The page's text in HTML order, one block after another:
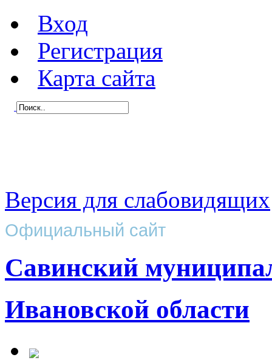
Вход
Регистрация
Карта сайта
Версия для слабовидящих
Официальный сайт
Савинский
Ивановской области